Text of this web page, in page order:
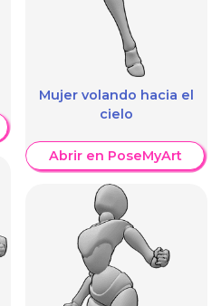
Mujer volando hacia el
cielo
Abrir en PoseMyArt